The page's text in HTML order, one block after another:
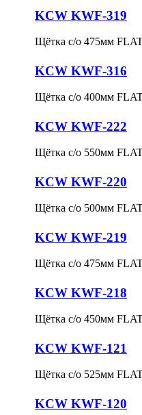
KCW KWF-319
Щётка с/о 475мм
KCW KWF-316
Щётка с/о 400мм
KCW KWF-222
Щётка с/о 550мм
KCW KWF-220
Щётка с/о 500мм
KCW KWF-219
Щётка с/о 475мм
KCW KWF-218
Щётка с/о 450мм
KCW KWF-121
Щётка с/о 525мм
KCW KWF-120